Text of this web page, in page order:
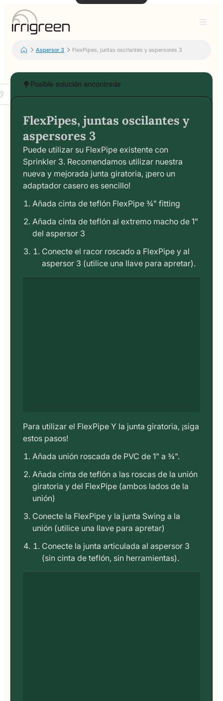
Aspersor 3 FlexPipes, juntas oscilantes y aspersores 3
Posible solución encontrada
FlexPipes, juntas oscilantes y
aspersores 3
Puede utilizar su FlexPipe existente con
Sprinkler 3. Recomendamos utilizar nuestra
nueva y mejorada junta giratoria, ¡pero un
adaptador casero es sencillo!
Añada cinta de teflón FlexPipe ¾" fitting
Añada cinta de teflón al extremo macho de 1"
del aspersor 3
Conecte el racor roscado a FlexPipe y al
aspersor 3 (utilice una llave para apretar).
Para utilizar el FlexPipe Y la junta giratoria, ¡siga
estos pasos!
Añada unión roscada de PVC de 1" a ¾".
Añada cinta de teflón a las roscas de la unión
giratoria y del FlexPipe (ambos lados de la
unión)
Conecte la FlexPipe y la junta Swing a la
unión (utilice una llave para apretar)
Conecte la junta articulada al aspersor 3
(sin cinta de teflón, sin herramientas).